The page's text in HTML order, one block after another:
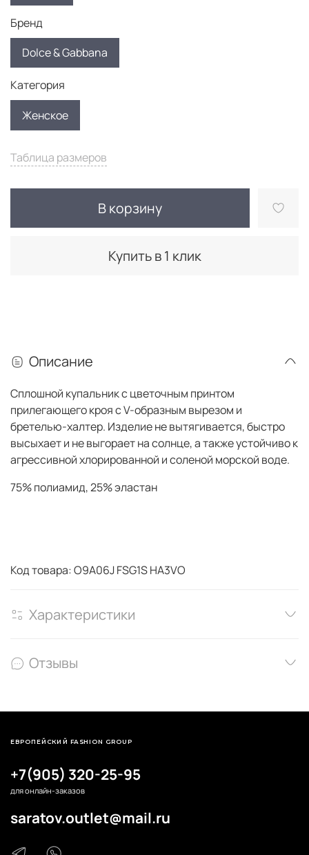
Таблица размеров
В корзину
Купить в 1 клик
Бренд
Dolce & Gabbana
Категория
Женское
Описание
Сплошной купальник с цветочным принтом
прилегающего кроя с V-образным вырезом и
бретелью-халтер. Изделие не вытягивается, быстро
высыхает и не выгорает на солнце, а также устойчиво к
агрессивной хлорированной и соленой морской воде.
75% полиамид, 25% эластан
Код товара: O9A06J FSG1S HA3VO
Характеристики
Отзывы
+7(905) 320-25-95
для онлайн-заказов
saratov.outlet@mail.ru
ЕВРОПЕЙСКИЙ FASHION GROUP